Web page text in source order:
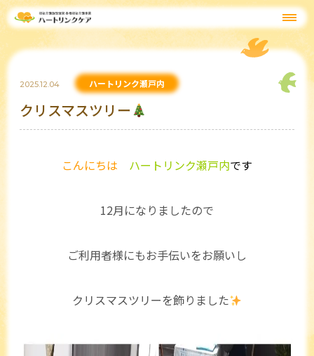
2025.12.04 ハートリンク瀬戸内
クリスマスツリー
こんにちは ハートリンク瀬戸内です
12月になりましたので
ご利用者様にもお手伝いをお願いし
クリスマスツリーを飾りました